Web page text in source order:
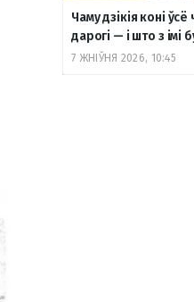
Чаму дзікія коні
дарогі — і што з імі
7 ЖНІЎНЯ 2026, 10:45